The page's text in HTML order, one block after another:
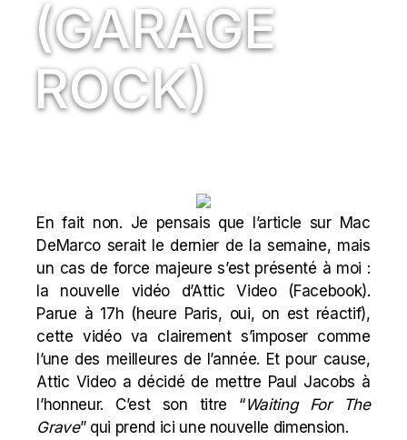
(GARAGE
ROCK)
En fait non. Je pensais que l’article sur Mac
DeMarcoserait le dernier de la semaine, mais
un cas de force majeure s’est présenté à moi :
la nouvelle vidéo d’Attic Video (Facebook).
Parue à 17h (heure Paris, oui, on est réactif),
cette vidéo va clairement s’imposer comme
l’une des meilleures de l’année. Et pour cause,
Attic Video a décidé de mettre Paul Jacobs à
l’honneur. C’est son titre “Waiting For The
Grave” qui prend ici une nouvelle dimension.